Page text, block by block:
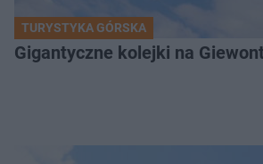
TURYSTYKA GÓRSKA
Gigantyczne kolejki na